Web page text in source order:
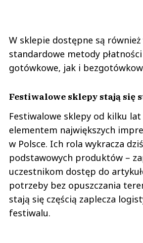
W sklepie dostępne są
standardowe metody
gotówkowe, jak i
Festiwalowe sklepy stają się
Festiwalowe sklepy od kilku lat
elementem największych
w Polsce. Ich rola wykracza
podstawowych produktów –
uczestnikom dostęp do
potrzeby bez opuszczania
stają się częścią zaplecza
festiwalu.